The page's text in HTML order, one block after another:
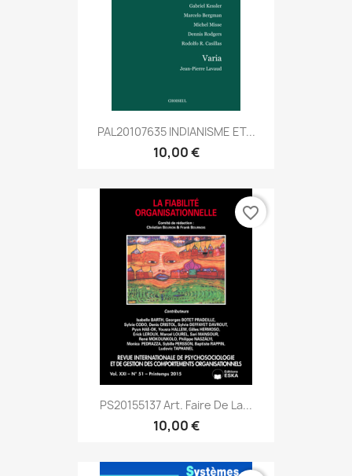
PAL20107635 INDIANISME ET...
10,00 €
PS20155137 Art. Faire De La...
10,00 €
favorite_border